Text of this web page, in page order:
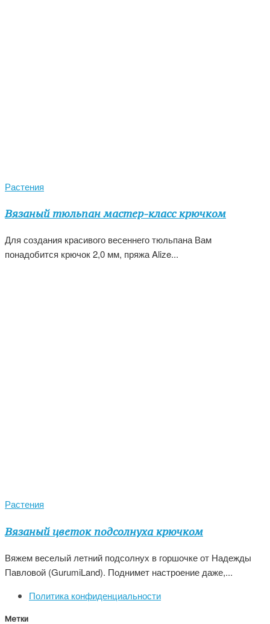
Растения
Вязаный тюльпан мастер-класс крючком
Для создания красивого весеннего тюльпана Вам
понадобится крючок 2,0 мм, пряжа Alize...
Растения
Вязаный цветок подсолнуха крючком
Вяжем веселый летний подсолнух в горшочке от Надежды
Павловой (GurumiLand). Поднимет настроение даже,...
Политика конфиденциальности
Метки